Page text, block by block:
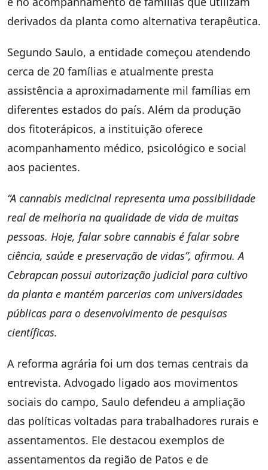
derivados da planta como alternativa terapêutica.
Segundo Saulo, a entidade começou atendendo
cerca de 20 famílias e atualmente presta
assistência a aproximadamente mil famílias em
diferentes estados do país. Além da produção
dos fitoterápicos, a instituição oferece
acompanhamento médico, psicológico e social
aos pacientes.
“A cannabis medicinal representa uma possibilidade
real de melhoria na qualidade de vida de muitas
pessoas. Hoje, falar sobre cannabis é falar sobre
ciência, saúde e preservação de vidas”, afirmou. A
Cebrapcan possui autorização judicial para cultivo
da planta e mantém parcerias com universidades
públicas para o desenvolvimento de pesquisas
científicas.
A reforma agrária foi um dos temas centrais da
entrevista. Advogado ligado aos movimentos
sociais do campo, Saulo defendeu a ampliação
das políticas voltadas para trabalhadores rurais e
assentamentos. Ele destacou exemplos de
assentamentos da região de Patos e de